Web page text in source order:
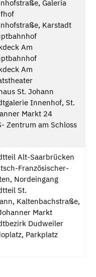
Galeria
Karstadt
Am
Am
St. Johann
Innenhof, St.
Markt 24
Zentrum am Schloss
Alt-Saarbrücken
Französischer-
Nordeingang
St.
Kaltenbachstraße,
Markt
Dudweiler
Parkplatz